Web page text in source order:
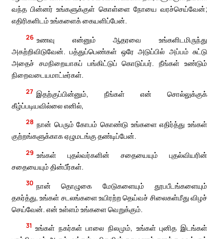
வந்த பின்னர் உங்களுக்குள் கொள்ளை நோயை வரச்செய்வேன்;
எதிரிகளிடம் உங்களைக் கையளிப்பேன்.
26 உணவு என்னும் ஆதரவை உங்களிடமிருந்து
அகற்றிவிடுவேன். பத்துப்பெண்கள் ஒரே அடுப்பில் அப்பம் சுட்டு
அதைச் சமநிறையாகப் பங்கிட்டுப் கொடுப்பர். நீங்கள் உண்டும்
நிறைவடையமாட்டீர்கள்.
27 இதற்குப்பின்னும், நீங்கள் என் சொல்லுக்குக்
கீழ்ப்படியவில்லை எனில்,
28 நான் பெரும் கோபம் கொண்டு உங்களை எதிர்த்து உங்கள்
குற்றங்களுக்காக ஏழுமடங்கு தண்டிப்பேன்.
29 உங்கள் புதல்வர்களின் சதையையும் புதல்வியரின்
சதையையும் தின்பீர்கள்.
30 நான் தொழுகை மேடுகளையும் தூபபீடங்களையும்
தகர்த்து, உங்கள் சடலங்களை உயிரற்ற தெய்வச் சிலைகள்மீது விழச்
செய்வேன். என் உள்ளம் உங்களை வெறுக்கும்.
31 உங்கள் நகர்கள் பாலை நிலமும், உங்கள் புனித இடங்கள்